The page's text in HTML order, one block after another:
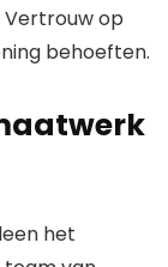
Vertrouw op
behoeften.
het